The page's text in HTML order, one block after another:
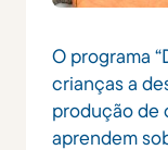
O programa
crianças a
produção de
aprendem